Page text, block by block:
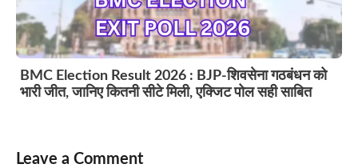
BMC Election Result 2026 : BJP-शिवसेना गठबंधन को
भारी जीत, जानिए कितनी सीटे मिली, एक्जिट पोल सही साबित
Leave a Comment